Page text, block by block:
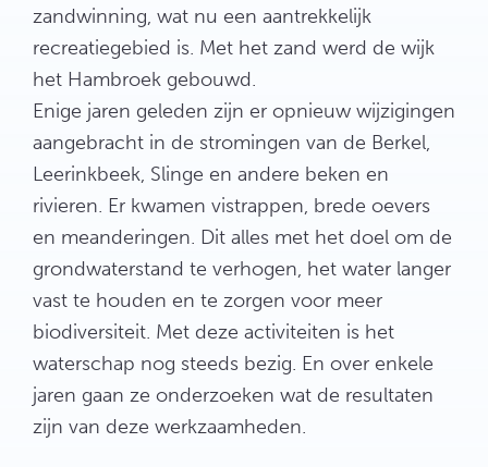
zandwinning, wat nu een aantrekkelijk
recreatiegebied is. Met het zand werd de wijk
het Hambroek gebouwd.
Enige jaren geleden zijn er opnieuw wijzigingen
aangebracht in de stromingen van de Berkel,
Leerinkbeek, Slinge en andere beken en
rivieren. Er kwamen vistrappen, brede oevers
en meanderingen. Dit alles met het doel om de
grondwaterstand te verhogen, het water langer
vast te houden en te zorgen voor meer
biodiversiteit. Met deze activiteiten is het
waterschap nog steeds bezig. En over enkele
jaren gaan ze onderzoeken wat de resultaten
zijn van deze werkzaamheden.